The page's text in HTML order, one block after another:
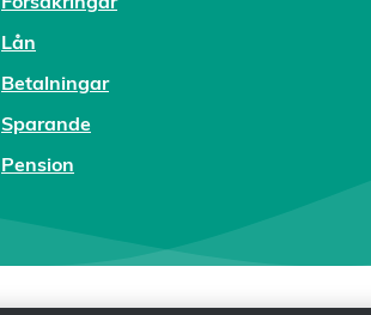
Lån
Betalningar
Sparande
Pension